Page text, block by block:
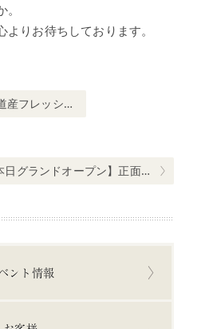
りお待ちしております。
リンク3種 販売開始
post:
グランドオープン】正面玄関が生まれ変わりました！
ント情報